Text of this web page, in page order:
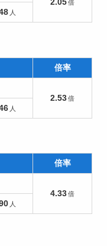
2.05
倍率
2.53
倍率
4.33